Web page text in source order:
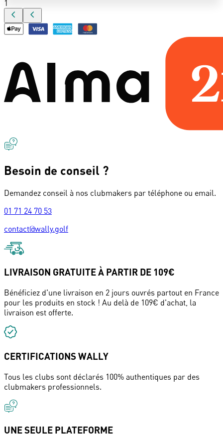
1
Besoin de conseil ?
Demandez conseil à nos clubmakers par téléphone ou email.
01 71 24 70 53
contact@wally.golf
LIVRAISON GRATUITE À PARTIR DE 109€
Bénéficiez d'une livraison en 2 jours ouvrés partout en France
pour les produits en stock ! Au delà de 109€ d'achat, la
livraison est offerte.
CERTIFICATIONS WALLY
Tous les clubs sont déclarés 100% authentiques par des
clubmakers professionnels.
UNE SEULE PLATEFORME